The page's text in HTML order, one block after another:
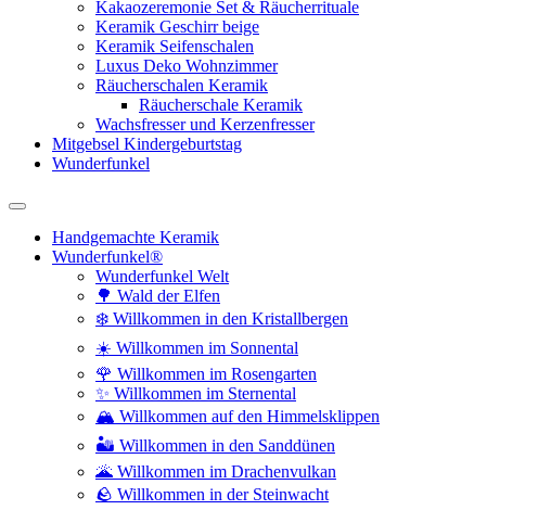
Kakaozeremonie Set & Räucherrituale
Keramik Geschirr beige
Keramik Seifenschalen
Luxus Deko Wohnzimmer
Räucherschalen Keramik
Räucherschale Keramik
Wachsfresser und Kerzenfresser
Mitgebsel Kindergeburtstag
Wunderfunkel
Handgemachte Keramik
Wunderfunkel®
Wunderfunkel Welt
🌳 Wald der Elfen
❄️ Willkommen in den Kristallbergen
☀️ Willkommen im Sonnental
🌹 Willkommen im Rosengarten
✨ Willkommen im Sternental
🏔️ Willkommen auf den Himmelsklippen
🏜️ Willkommen in den Sanddünen
🌋 Willkommen im Drachenvulkan
🪨 Willkommen in der Steinwacht